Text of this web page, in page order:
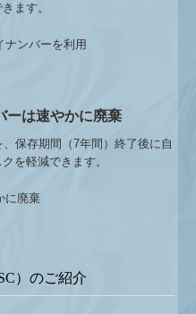
ます。
ーは速やかに廃棄
保存期間（7年間）終了後に自
を軽減できます。
）のご紹介